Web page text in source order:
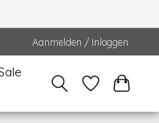
Aanmelden / Inloggen